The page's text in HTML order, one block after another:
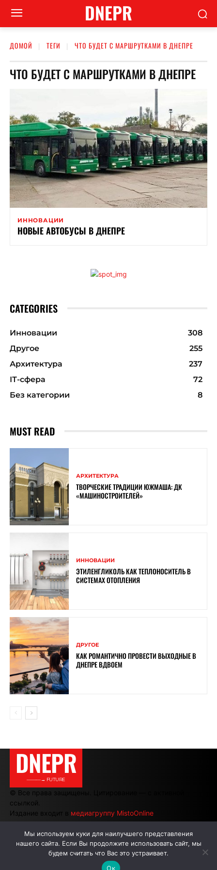
DNEPR
ДОМОЙ ТЕГИ ЧТО БУДЕТ С МАРШРУТКАМИ В ДНЕПРЕ
ЧТО БУДЕТ С МАРШРУТКАМИ В ДНЕПРЕ
ИННОВАЦИИ
НОВЫЕ АВТОБУСЫ В ДНЕПРЕ
CATEGORIES
Инновации
308
Другое
255
Архитектура
237
ІТ-сфера
72
Без категории
8
MUST READ
АРХИТЕКТУРА
ТВОРЧЕСКИЕ ТРАДИЦИИ ЮЖМАША: ДК
«МАШИНОСТРОИТЕЛЕЙ»
ИННОВАЦИИ
ЭТИЛЕНГЛИКОЛЬ КАК ТЕПЛОНОСИТЕЛЬ В
СИСТЕМАХ ОТОПЛЕНИЯ
ДРУГОЕ
КАК РОМАНТИЧНО ПРОВЕСТИ ВЫХОДНЫЕ В
ДНЕПРЕ ВДВОЕМ
DNEPR
———→ FUTURE
© Все права защищены. Цитирование — с активной
ссылкой.
Издание входит в медиагруппу MistoOnline
АВТОРЫ РЕКЛАМА НА САЙТЕ
Мы используем куки для наилучшего представления
нашего сайта. Если Вы продолжите использовать сайт, мы
будем считать что Вас это устраивает.
Ок